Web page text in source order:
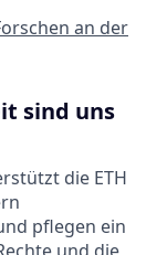
an der
sind uns
die ETH
pflegen ein